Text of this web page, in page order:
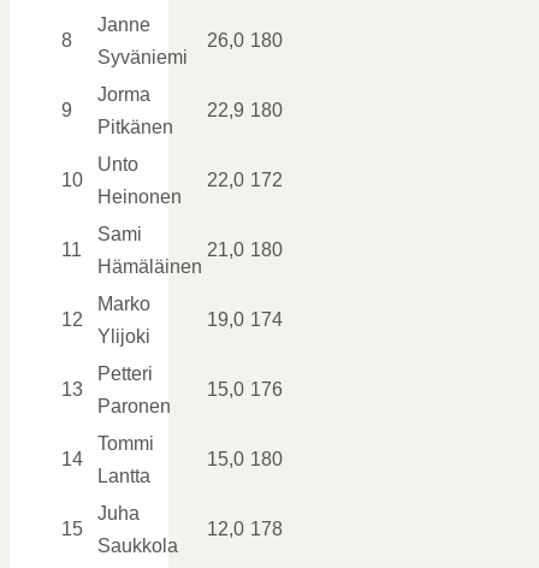
8
Janne
Syväniemi
26,0 180
9
Jorma
Pitkänen
22,9 180
10
Unto
Heinonen
22,0 172
11
Sami
Hämäläinen
21,0 180
12
Marko
Ylijoki
19,0 174
13
Petteri
Paronen
15,0 176
14
Tommi
Lantta
15,0 180
15
Juha
Saukkola
12,0 178